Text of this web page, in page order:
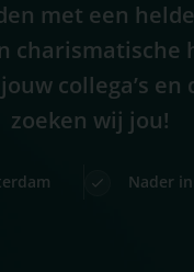
met een
charismatische
collega’s en
zoeken wij jou!
Nader